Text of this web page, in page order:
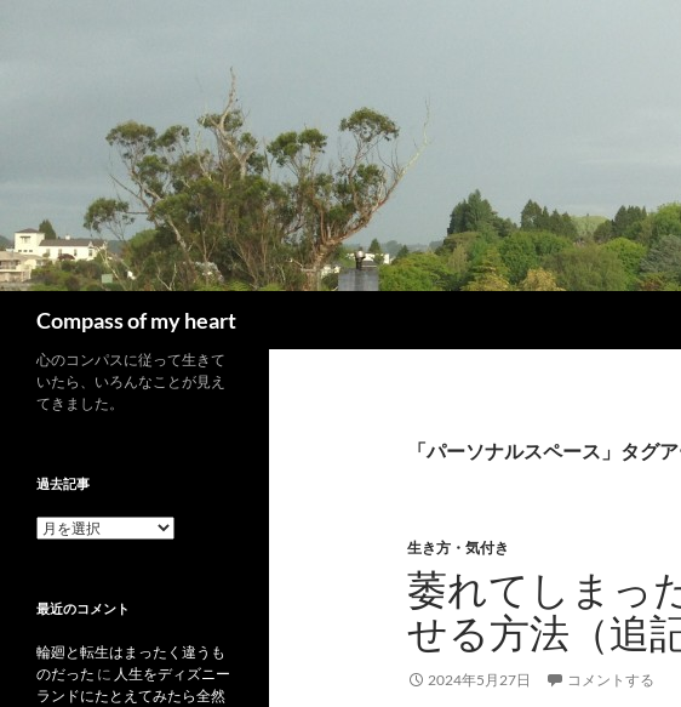
ッ
プ
Compass of my heart
「パーソナルスペース」タグ
生き方・気付き
萎れてしまっ
せる方法（追
2024年5月27日 コメントする
心のコンパスに従って生きて
いたら、いろんなことが見え
てきました。
過去記事
過
最近のコメント
輪廻と転生はまったく違うも
のだった に 人生をディズニー
ランドにたとえてみたら全然